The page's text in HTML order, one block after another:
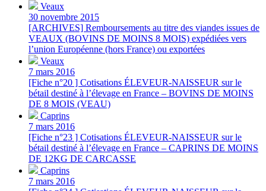
Veaux
30 novembre 2015
[ARCHIVES] Remboursements au titre des viandes issues de
VEAUX (BOVINS DE MOINS 8 MOIS) expédiées vers
l’union Européenne (hors France) ou exportées
Veaux
7 mars 2016
[Fiche n°20 ] Cotisations ÉLEVEUR-NAISSEUR sur le
bétail destiné à l’élevage en France – BOVINS DE MOINS
DE 8 MOIS (VEAU)
Caprins
7 mars 2016
[Fiche n°23 ] Cotisations ÉLEVEUR-NAISSEUR sur le
bétail destiné à l’élevage en France – CAPRINS DE MOINS
DE 12KG DE CARCASSE
Caprins
7 mars 2016